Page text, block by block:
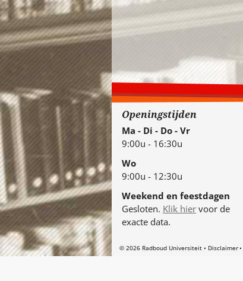
Openingstijden
Ma - Di - Do - Vr
9:00u - 16:30u
Wo
9:00u - 12:30u
Weekend en feestdagen
Gesloten. Klik hier voor de
exacte data.
© 2026 Radboud Universiteit Disclaimer